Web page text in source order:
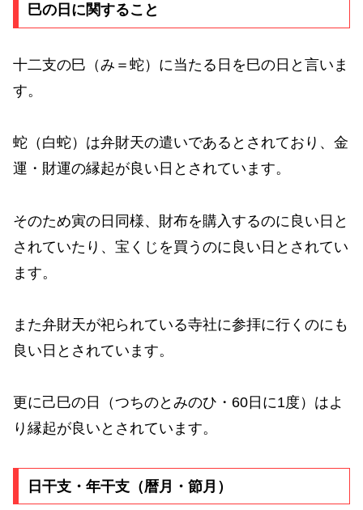
巳の日に関すること
十二支の巳（み＝蛇）に当たる日を巳の日と言いま
す。
蛇（白蛇）は弁財天の遣いであるとされており、金
運・財運の縁起が良い日とされています。
そのため寅の日同様、財布を購入するのに良い日と
されていたり、宝くじを買うのに良い日とされてい
ます。
また弁財天が祀られている寺社に参拝に行くのにも
良い日とされています。
更に己巳の日（つちのとみのひ・60日に1度）はよ
り縁起が良いとされています。
日干支・年干支（暦月・節月）